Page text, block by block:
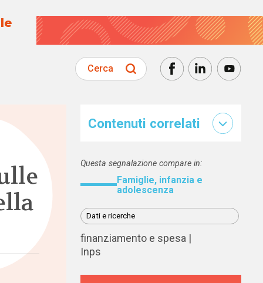
Cerca
Contenuti correlati
Questa segnalazione compare in:
Famiglie, infanzia e
adolescenza
Dati e ricerche
finanziamento e spesa
Inps